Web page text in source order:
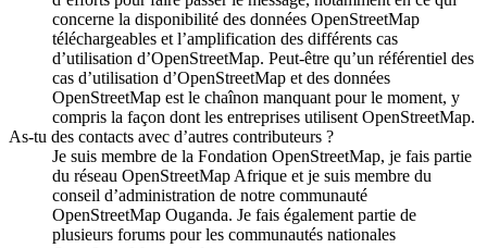
concerne la disponibilité des données OpenStreetMap
téléchargeables et l’amplification des différents cas
d’utilisation d’OpenStreetMap. Peut-être qu’un référentiel des
cas d’utilisation d’OpenStreetMap et des données
OpenStreetMap est le chaînon manquant pour le moment, y
compris la façon dont les entreprises utilisent OpenStreetMap.
As-tu des contacts avec d’autres contributeurs ?
Je suis membre de la Fondation OpenStreetMap, je fais partie
du réseau OpenStreetMap Afrique et je suis membre du
conseil d’administration de notre communauté
OpenStreetMap Ouganda. Je fais également partie de
plusieurs forums pour les communautés nationales